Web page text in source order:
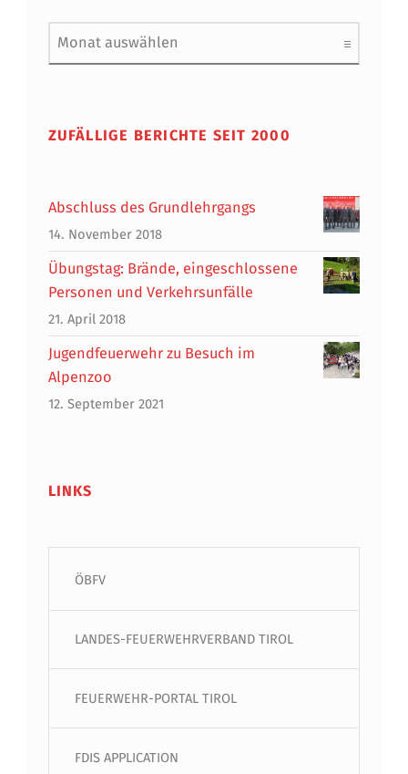
Archiv
ZUFÄLLIGE BERICHTE SEIT 2000
Abschluss des Grundlehrgangs
14. November 2018
Übungstag: Brände, eingeschlossene
Personen und Verkehrsunfälle
21. April 2018
Jugendfeuerwehr zu Besuch im
Alpenzoo
12. September 2021
LINKS
ÖBFV
LANDES-FEUERWEHRVERBAND TIROL
FEUERWEHR-PORTAL TIROL
FDIS APPLICATION